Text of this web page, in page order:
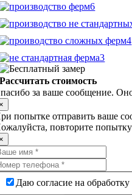
Рассчитать стоимость
за ваше сообщение.
попытке отправить ваше
повторите
Даю согласие на